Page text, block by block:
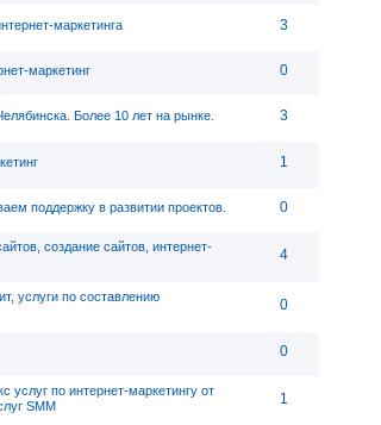
маркетинга 3
маркетинг 0
Более 10 лет на рынке. 3
1
поддержку в развитии проектов. 0
создание сайтов, интернет-
4
услуги по составлению
0
0
по интернет-маркетингу от
SMM
1